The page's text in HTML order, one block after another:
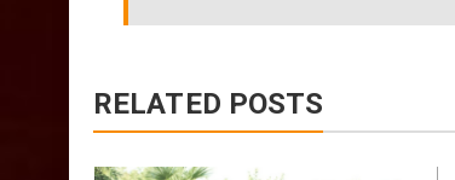
RELATED POSTS